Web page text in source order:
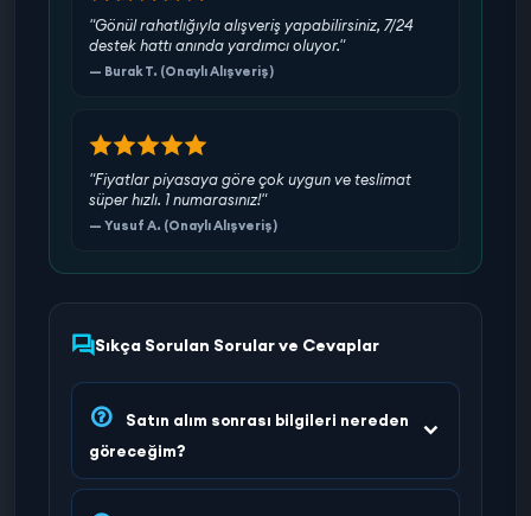
"Gönül rahatlığıyla alışveriş yapabilirsiniz, 7/24
destek hattı anında yardımcı oluyor."
— Burak T. (Onaylı Alışveriş)
"Fiyatlar piyasaya göre çok uygun ve teslimat
süper hızlı. 1 numarasınız!"
— Yusuf A. (Onaylı Alışveriş)
Sıkça Sorulan Sorular ve Cevaplar
Satın alım sonrası bilgileri nereden
göreceğim?